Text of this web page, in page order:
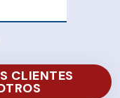
CLIENTES